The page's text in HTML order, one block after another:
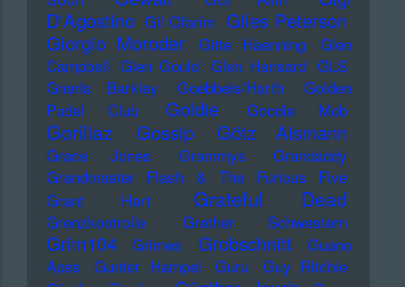
D'Agostino Gil Ofarim Giles Peterson
Giorgio Moroder
Gitte Haenning
Glen
Campbell Glen Gould Glen Hansard GLS
Gnarls Barkley
Goebbels/Harth
Golden
Pudel Club
Goldie Goodie Mob
Gorillaz Gossip Götz Alsmann
Grace Jones Grammys
Grandaddy
Grandmaster Flash & The Furious Five
Grant Hart
Grateful Dead
Grenzkontrolle Grether Schwestern
Grim104 Grimes Grobschnitt
Guano
Apes
Gunter Hampel Guru
Guy Ritchie